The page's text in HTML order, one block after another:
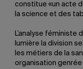
constitue «un acte
la science et des
L’analyse féministe
lumière la division
les métiers de la
organisation